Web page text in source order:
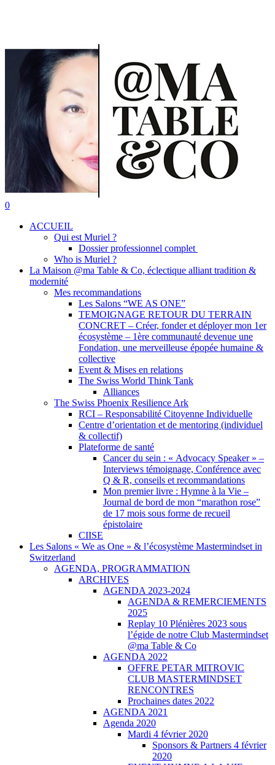
search
0
ACCUEIL
Qui est Muriel ?
Dossier professionnel complet
Who is Muriel ?
La Maison @ma Table & Co, éclectique alliant tradition &
modernité
Mes recommandations
Les Salons “WE AS ONE”
TEMOIGNAGE RETOUR DU TERRAIN
CONCRET – Créer, fonder et déployer mon 1er
écosystème – 1ère communauté devenue une
Fondation, une merveilleuse épopée humaine &
collective
Event & Mises en relations
The Swiss World Think Tank
Alliances
The Swiss Phoenix Resilience Ark
RCI – Responsabilité Citoyenne Individuelle
Centre d’orientation et de mentoring (individuel
& collectif)
Plateforme de santé
Cancer du sein : « Advocacy Speaker » –
Interviews témoignage, Conférence avec
Q & R, conseils et recommandations
Mon premier livre : Hymne à la Vie –
Journal de bord de mon “marathon rose”
de 17 mois sous forme de recueil
épistolaire
CIISE
Les Salons « We as One » & l’écosystème Mastermindset in
Switzerland
AGENDA, PROGRAMMATION
ARCHIVES
AGENDA 2023-2024
AGENDA & REMERCIEMENTS
2025
Replay 10 Plénières 2023 sous
l’égide de notre Club Mastermindset
@ma Table & Co
AGENDA 2022
OFFRE PETAR MITROVIC
CLUB MASTERMINDSET
RENCONTRES
Prochaines dates 2022
AGENDA 2021
Agenda 2020
Mardi 4 février 2020
Sponsors & Partners 4 février
2020